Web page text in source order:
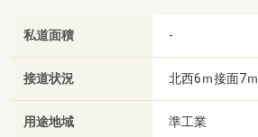
私道面積 -
接道状況 北西6ｍ接面7ｍ
用途地域 準工業